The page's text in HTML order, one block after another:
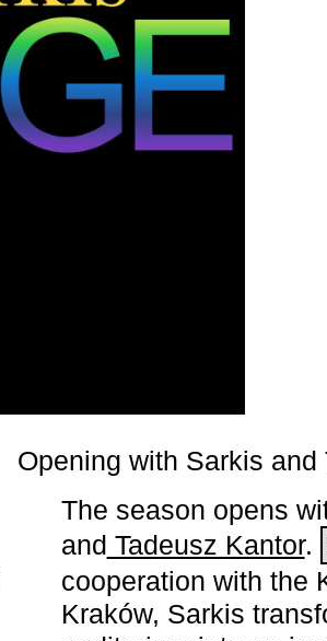
Opening with Sarkis and
The season opens
and Tadeusz Kantor.
cooperation with the
Kraków, Sarkis